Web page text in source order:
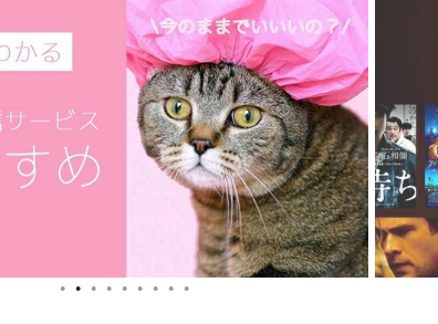
● ● ● ● ● ● ● ● ●